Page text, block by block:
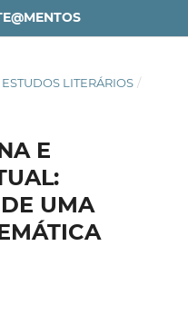
LITERÁRIOS /
E
UMA